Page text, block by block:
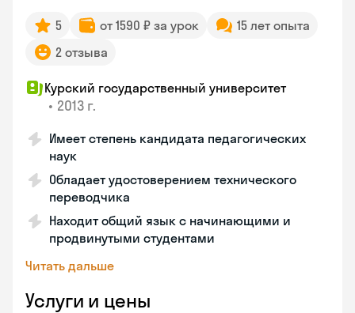
5 от 1590 ₽ за урок
15 лет опыта
2 отзыва
Курский государственный университет
• 2013 г.
Имеет степень кандидата педагогических
наук
Обладает удостоверением технического
переводчика
Находит общий язык с начинающими и
продвинутыми студентами
Читать дальше
Услуги и цены